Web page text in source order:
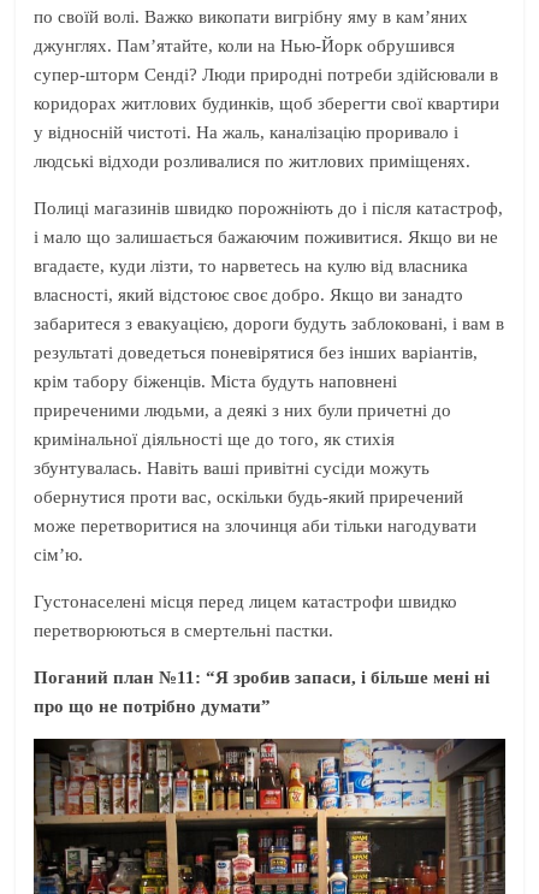
по своїй волі. Важко викопати вигрібну яму в кам’яних
джунглях. Пам’ятайте, коли на Нью-Йорк обрушився
супер-шторм Сенді? Люди природні потреби здійсювали в
коридорах житлових будинків, щоб зберегти свої квартири
у відносній чистоті. На жаль, каналізацію проривало і
людські відходи розливалися по житлових приміщенях.
Полиці магазинів швидко порожніють до і після катастроф,
і мало що залишається бажаючим поживитися. Якщо ви не
вгадаєте, куди лізти, то нарветесь на кулю від власника
власності, який відстоює своє добро. Якщо ви занадто
забаритеся з евакуацією, дороги будуть заблоковані, і вам в
результаті доведеться поневірятися без інших варіантів,
крім табору біженців. Міста будуть наповнені
приреченими людьми, а деякі з них були причетні до
кримінальної діяльності ще до того, як стихія
збунтувалась. Навіть ваші привітні сусіди можуть
обернутися проти вас, оскільки будь-який приречений
може перетворитися на злочинця аби тільки нагодувати
сім’ю.
Густонаселені місця перед лицем катастрофи швидко
перетворюються в смертельні пастки.
Поганий план №11: “Я зробив запаси, і більше мені ні
про що не потрібно думати”